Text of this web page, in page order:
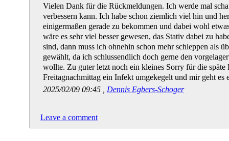
Vielen Dank für die Rückmeldungen. Ich werde mal
verbessern kann. Ich habe schon ziemlich viel hin und
einigermaßen gerade zu bekommen und dabei wohl
wäre es sehr viel besser gewesen, das Stativ dabei zu
sind, dann muss ich ohnehin schon mehr schleppen als
gewählt, da ich schlussendlich doch gerne den
wollte. Zu guter letzt noch ein kleines Sorry für die späte
Freitagnachmittag ein Infekt umgekegelt und mir geht es
2025/02/09 09:45 , Dennis Egbers-Schoger
Leave a comment